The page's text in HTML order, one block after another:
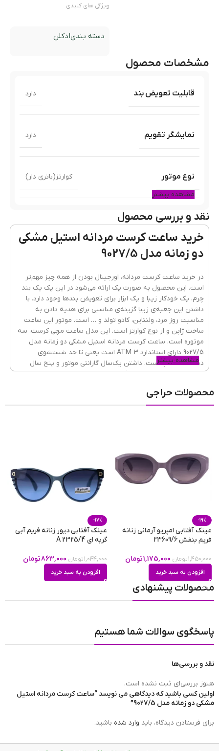
ویژگی های کلیدی
دسته بندیادکلن
مشخصات محصول
قابلیت تعویض بند دارد
نمایشگر تقویم دارد
نوع موتور کوارتز(باتری دار)
رنگ قاب
جنس قاب
رنگ بند طوسی ,مشکی
جنسیت ساعت مردانه
نوع قفل پروانه‌ای دکمه‌دار,سه تکه دکمه دار
تعداد موتور
مبدا برند ساعت
مشاهده بیشتر
نقد و بررسی محصول
خرید ساعت کرست مردانه استیل مشکی
دو زمانه مدل 9027/5
در خرید ساعت کرست مردانه، اورجینال بودن از همه چیز مهم‌تر
است. این محصول به صورت پک ارائه می‌شود در این پک یک بند
چرم، یک خودکار زیبا و یک ابزار برای تعویض بند‌ها وجود دارد. با
داشتن این جعبه‌ی زیبا گزینه‌ی مناسبی برای هدیه‌ دادن به
مناسبت روز مرد، ولنتاین، کادو تولد و … است. موتور این ساعت
ساخت ژاپن و از نوع کوارتز است. این مدل ساعت مچی کرست، سه
موتوره است. ساعت کرست مردانه استیل مشکی دو زمانه مدل
9027/5 دارای استاندارد 3 ATM است یعنی تا حد شستشوی
دست‌ها ضدآب است. داشتن یک‌سال گارانتی موتور و پنج سال
ضمانت تعویض باتری از دیگر دلایل محبوبیت این ساعت است. این
استایل کلاسیک و رسمی مناسب است، پس با خیال راحت آن را به
دست بیندازید.
مشاهده بیشتر
محصولات حراجی
-19%
عینک آفتابی امپریو آرمانی زنانه
فریم بنفش 23609/6
1,450,000تومان 1,175,000تومان
افزودن به سبد خرید
-17%
عینک آفتابی دیور زنانه فریم آبی
گربه ای A 2325/4
1,044,000تومان 863,000تومان
افزودن به سبد خرید
محصولات پیشنهادی
پاسخگوی سوالات شما هستیم
نقد و بررسی‌ها
هنوز بررسی‌ای ثبت نشده است.
اولین کسی باشید که دیدگاهی می نویسد “ساعت کرست مردانه استیل
مشکی دو زمانه مدل 9027/5”
برای فرستادن دیدگاه، باید وارد شده باشید.